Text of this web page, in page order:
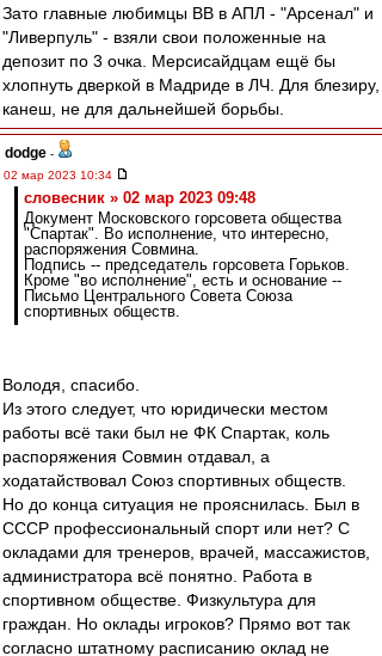
Зато главные любимцы ВВ в АПЛ - "Арсенал" и
"Ливерпуль" - взяли свои положенные на
депозит по 3 очка. Мерсисайдцам ещё бы
хлопнуть дверкой в Мадриде в ЛЧ. Для блезиру,
канеш, не для дальнейшей борьбы.
dodge -
02 мар 2023 10:34
словесник » 02 мар 2023 09:48
Документ Московского горсовета общества
"Спартак". Во исполнение, что интересно,
распоряжения Совмина.
Подпись -- председатель горсовета Горьков.
Кроме "во исполнение", есть и основание --
Письмо Центрального Совета Союза
спортивных обществ.
Володя, спасибо.
Из этого следует, что юридически местом
работы всё таки был не ФК Спартак, коль
распоряжения Совмин отдавал, а
ходатайствовал Союз спортивных обществ.
Но до конца ситуация не прояснилась. Был в
СССР профессиональный спорт или нет? С
окладами для тренеров, врачей, массажистов,
администратора всё понятно. Работа в
спортивном обществе. Физкультура для
граждан. Но оклады игроков? Прямо вот так
согласно штатному расписанию оклад не